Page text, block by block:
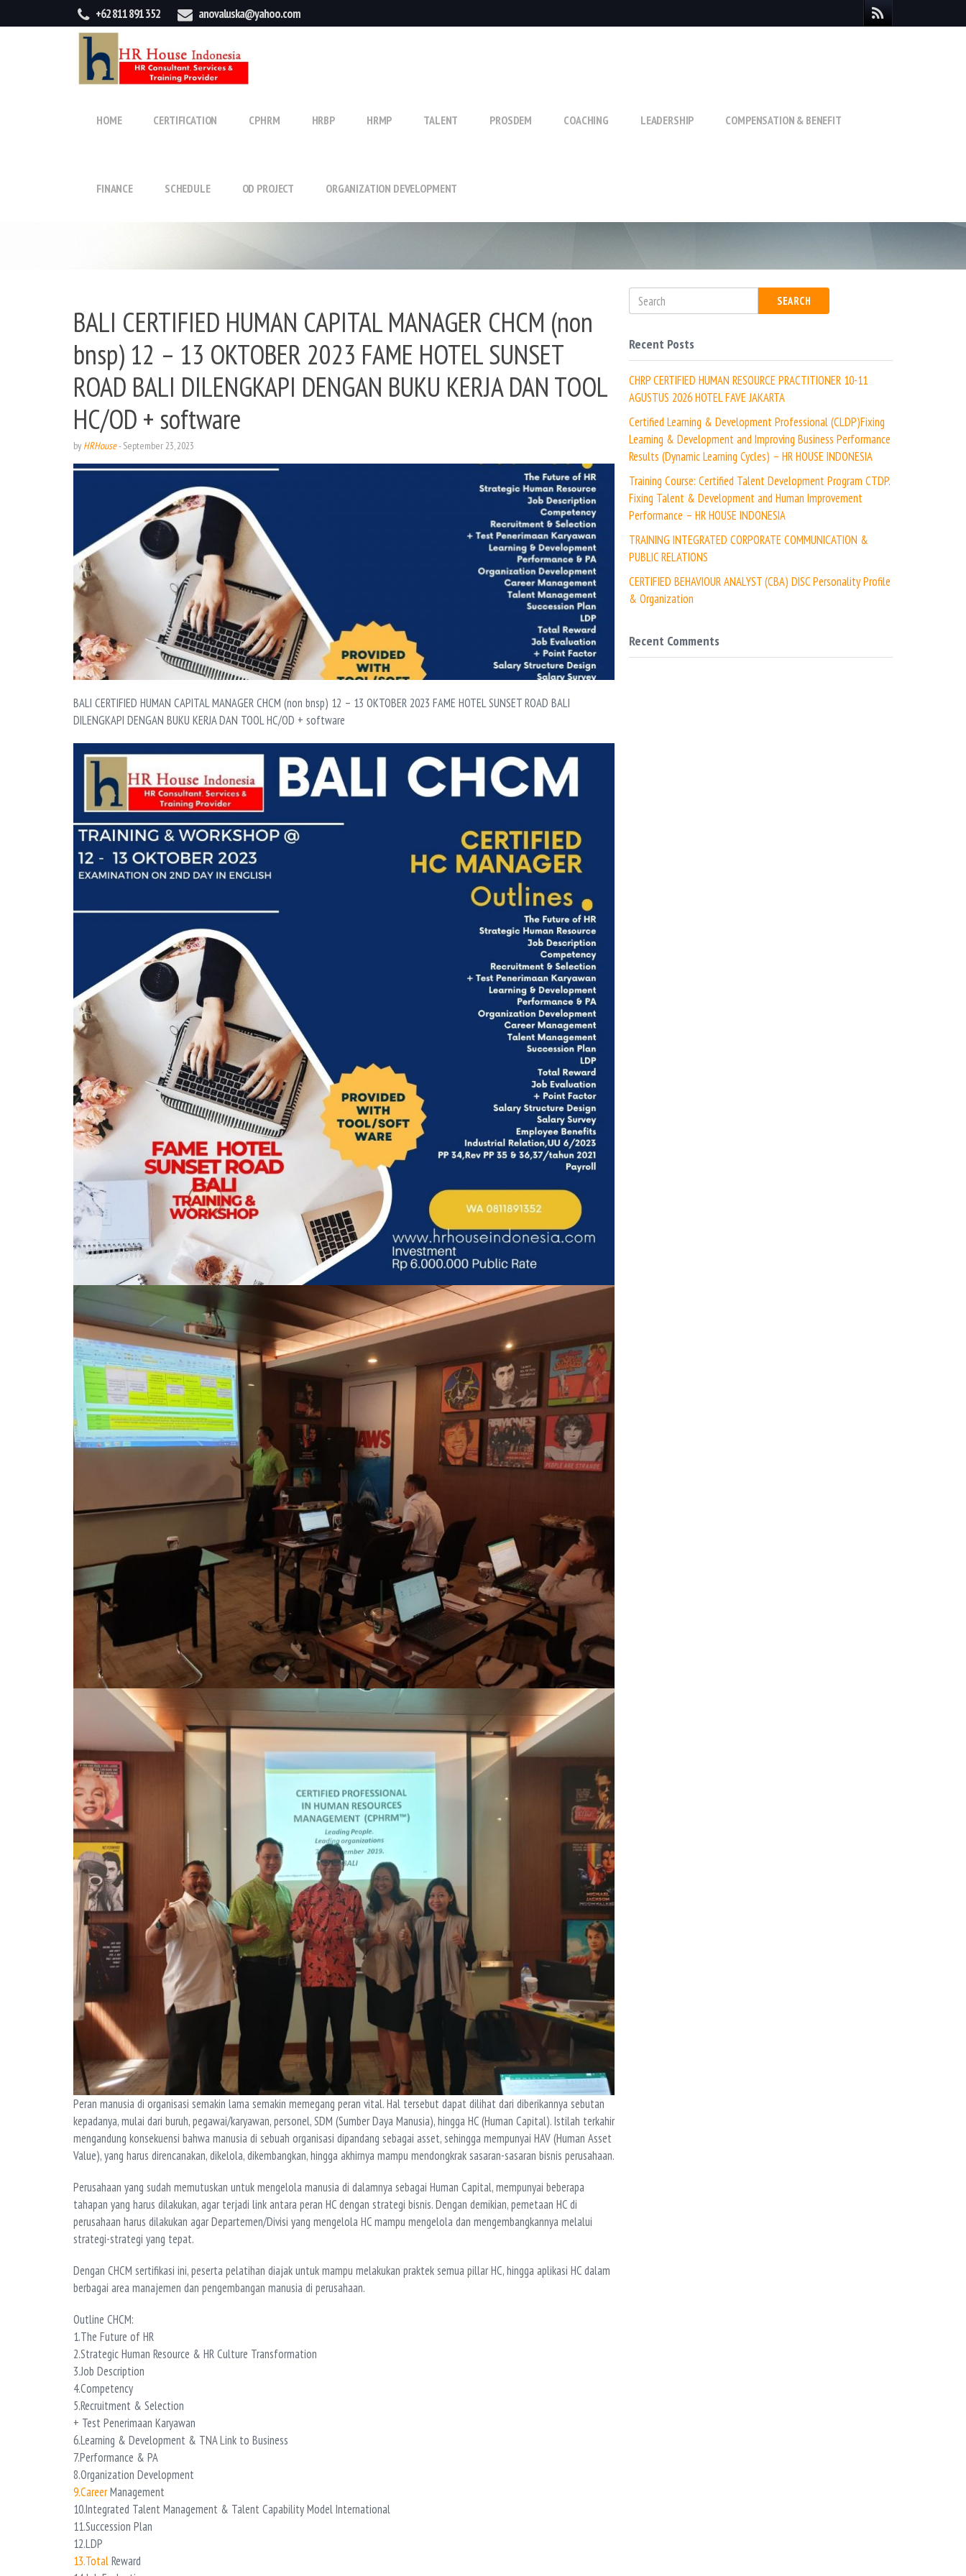
+62 811 891 352 anovaluska@yahoo.com
HOME CERTIFICATION CPHRM HRBP HRMP TALENT PROSDEM COACHING LEADERSHIP COMPENSATION & BENEFIT
FINANCE SCHEDULE OD PROJECT ORGANIZATION DEVELOPMENT
BALI CERTIFIED HUMAN CAPITAL MANAGER CHCM (non
bnsp) 12 – 13 OKTOBER 2023 FAME HOTEL SUNSET
ROAD BALI DILENGKAPI DENGAN BUKU KERJA DAN TOOL
HC/OD + software
by HRHouse-September 23, 2023
BALI CERTIFIED HUMAN CAPITAL MANAGER CHCM (non bnsp) 12 – 13 OKTOBER 2023 FAME HOTEL SUNSET ROAD BALI
DILENGKAPI DENGAN BUKU KERJA DAN TOOL HC/OD + software
Peran manusia di organisasi semakin lama semakin memegang peran vital. Hal tersebut dapat dilihat dari diberikannya sebutan
kepadanya, mulai dari buruh, pegawai/karyawan, personel, SDM (Sumber Daya Manusia), hingga HC (Human Capital). Istilah terkahir
mengandung konsekuensi bahwa manusia di sebuah organisasi dipandang sebagai asset, sehingga mempunyai HAV (Human Asset
Value), yang harus direncanakan, dikelola, dikembangkan, hingga akhirnya mampu mendongkrak sasaran-sasaran bisnis perusahaan.
Perusahaan yang sudah memutuskan untuk mengelola manusia di dalamnya sebagai Human Capital, mempunyai beberapa
tahapan yang harus dilakukan, agar terjadi link antara peran HC dengan strategi bisnis. Dengan demikian, pemetaan HC di
perusahaan harus dilakukan agar Departemen/Divisi yang mengelola HC mampu mengelola dan mengembangkannya melalui
strategi-strategi yang tepat.
Dengan CHCM sertifikasi ini, peserta pelatihan diajak untuk mampu melakukan praktek semua pillar HC, hingga aplikasi HC dalam
berbagai area manajemen dan pengembangan manusia di perusahaan.
Outline CHCM:
1.The Future of HR
2.Strategic Human Resource & HR Culture Transformation
3.Job Description
4.Competency
5.Recruitment & Selection
+ Test Penerimaan Karyawan
6.Learning & Development & TNA Link to Business
7.Performance & PA
8.Organization Development
9.CareerManagement
10.Integrated Talent Management & Talent Capability Model International
11.Succession Plan
12.LDP
13.TotalReward
SEARCH
Recent Posts
CHRP CERTIFIED HUMAN RESOURCE PRACTITIONER 10-11
AGUSTUS 2026 HOTEL FAVE JAKARTA
Certified Learning & Development Professional (CLDP)Fixing
Learning & Development and Improving Business Performance
Results (Dynamic Learning Cycles) – HR HOUSE INDONESIA
Training Course: Certified Talent Development Program CTDP.
Fixing Talent & Development and Human Improvement
Performance – HR HOUSE INDONESIA
TRAINING INTEGRATED CORPORATE COMMUNICATION &
PUBLIC RELATIONS
CERTIFIED BEHAVIOUR ANALYST (CBA) DISC Personality Profile
& Organization
Recent Comments